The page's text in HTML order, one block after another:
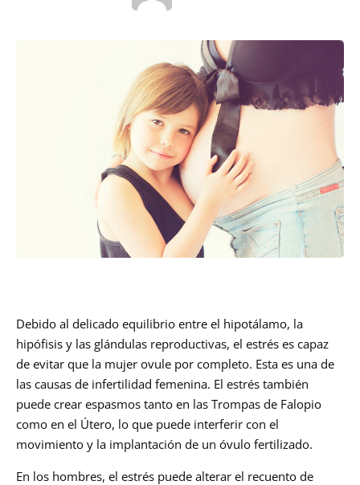
Debido al delicado equilibrio entre el hipotálamo, la
hipófisis y las glándulas reproductivas, el estrés es capaz
de evitar que la mujer ovule por completo. Esta es una de
las causas de infertilidad femenina. El estrés también
puede crear espasmos tanto en las Trompas de Falopio
como en el Útero, lo que puede interferir con el
movimiento y la implantación de un óvulo fertilizado.
En los hombres, el estrés puede alterar el recuento de